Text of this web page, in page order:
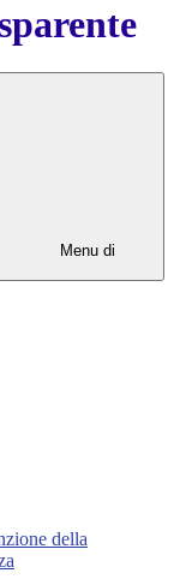
Menu di
della